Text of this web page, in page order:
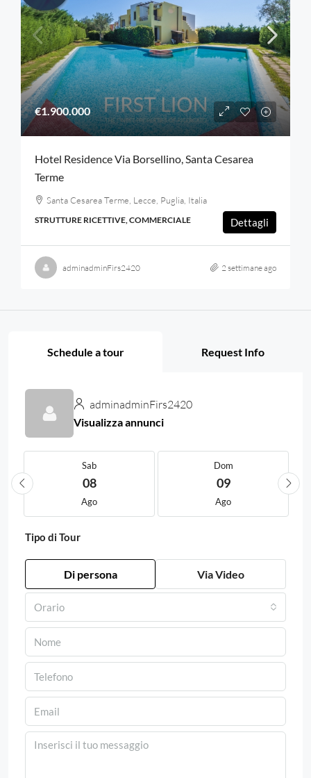
€1.900.000
Hotel Residence Via Borsellino, Santa Cesarea
Terme
Santa Cesarea Terme, Lecce, Puglia, Italia
STRUTTURE RICETTIVE, COMMERCIALE Dettagli
adminadminFirs2420 2 settimane ago
Schedule a tour Request Info
adminadminFirs2420
Visualizza annunci
Sab
08
Ago
Dom
09
Ago
Tipo di Tour
Di persona Via Video
Orario